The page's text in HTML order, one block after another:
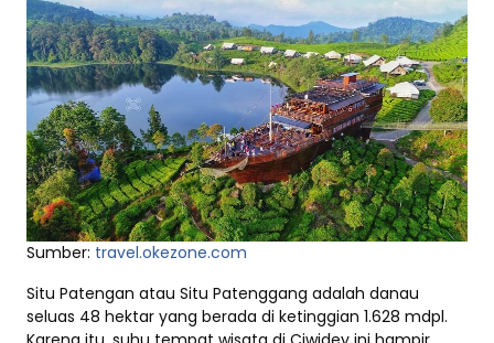
Sumber: travel.okezone.com
Situ Patengan atau Situ Patenggang adalah danau
seluas 48 hektar yang berada di ketinggian 1.628 mdpl.